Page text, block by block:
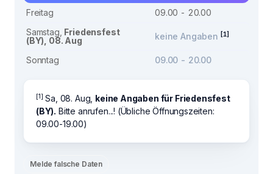
Freitag
09.00 - 20.00
Samstag, Friedensfest
(BY), 08. Aug
keine Angaben [1]
Sonntag 09.00 - 20.00
[1] Sa, 08. Aug, keine Angaben für Friedensfest
(BY). Bitte anrufen...! (Übliche Öffnungszeiten:
09.00-19.00)
Melde falsche Daten